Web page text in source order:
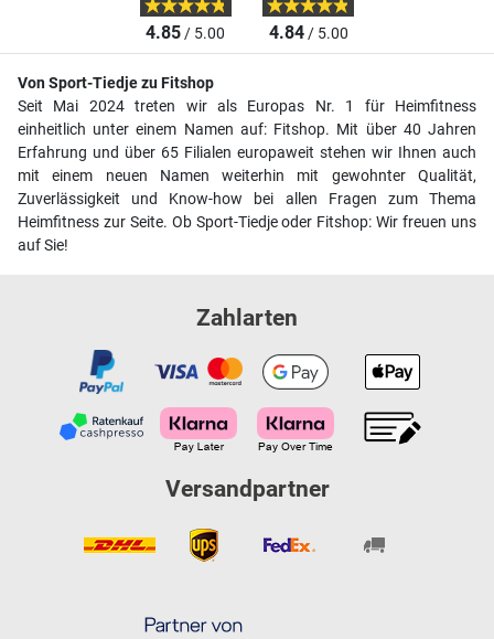
4.85/ 5.00 4.84/ 5.00
Von Sport-Tiedje zu Fitshop
Seit Mai 2024 treten wir als Europas Nr. 1 für Heimfitness
einheitlich unter einem Namen auf: Fitshop. Mit über 40 Jahren
Erfahrung und über 65 Filialen europaweit stehen wir Ihnen auch
mit einem neuen Namen weiterhin mit gewohnter Qualität,
Zuverlässigkeit und Know-how bei allen Fragen zum Thema
Heimfitness zur Seite. Ob Sport-Tiedje oder Fitshop: Wir freuen uns
auf Sie!
Zahlarten
Versandpartner